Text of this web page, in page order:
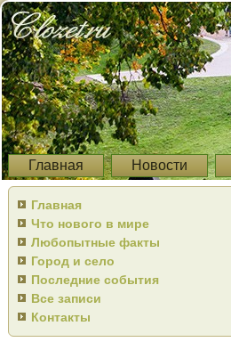
Главная Новости
Главная
Что нового в мире
Любопытные факты
Город и село
Последние события
Все записи
Контакты